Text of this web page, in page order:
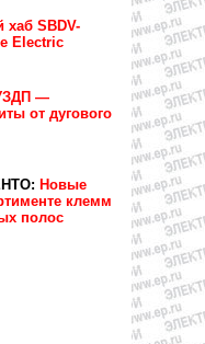
SBDV-
Electric
—
от дугового
Новые
клемм
полос